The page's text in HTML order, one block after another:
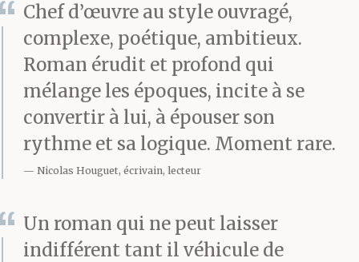
Chef d’œuvre au style ouvragé,
complexe, poétique, ambitieux.
Roman érudit et profond qui
mélange les époques, incite à se
convertir à lui, à épouser son
rythme et sa logique. Moment rare.
Nicolas Houguet, écrivain, lecteur
Un roman qui ne peut laisser
indifférent tant il véhicule de